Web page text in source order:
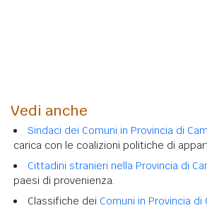
Vedi anche
Sindaci dei Comuni in Provincia di
carica con le coalizioni politiche di
Cittadini stranieri nella Provincia di
paesi di provenienza.
Classifiche dei Comuni in Provincia